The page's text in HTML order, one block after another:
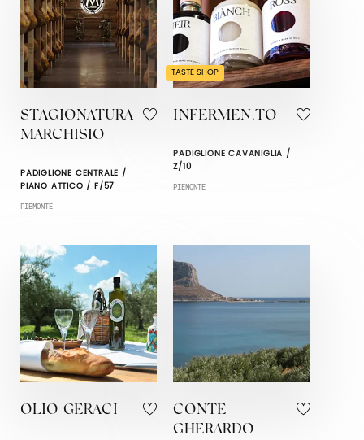
STAGIONATURA
MARCHISIO
PADIGLIONE CENTRALE /
PIANO ATTICO / F/57
PIEMONTE
TASTE SHOP
INFERMEN.TO
PADIGLIONE CAVANIGLIA /
Z/10
PIEMONTE
OLIO GERACI
CONTE
GHERARDO